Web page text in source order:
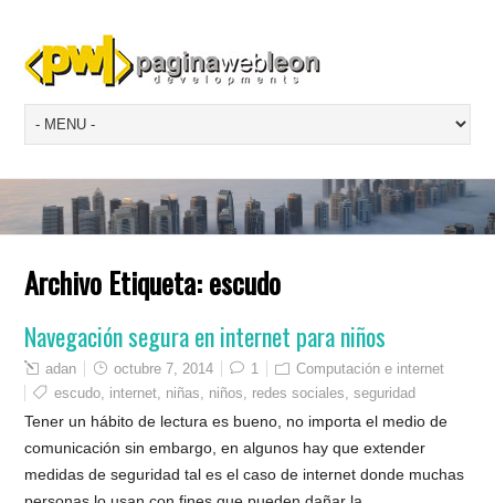
Archivo Etiqueta:escudo
Navegación segura en internet para niños
adan octubre 7, 2014 1
Computación e internet
escudo internet niñas niños redes sociales ,seguridad
Tener un hábito de lectura es bueno, no importa el medio de
comunicación sin embargo, en algunos hay que extender
medidas de seguridad tal es el caso de internet donde muchas